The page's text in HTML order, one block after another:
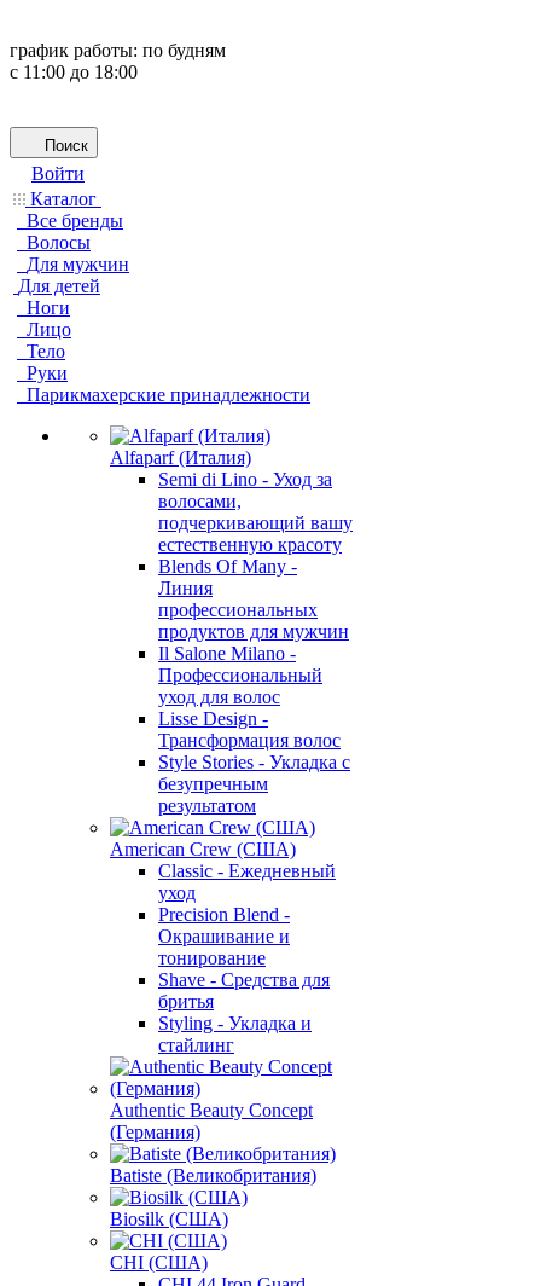
график работы: по будням
с 11:00 до 18:00
Поиск
Войти
Каталог
Все бренды
Волосы
Для мужчин
Для детей
Ноги
Лицо
Тело
Руки
Парикмахерские принадлежности
Alfaparf (Италия)
Semi di Lino - Уход за
волосами,
подчеркивающий вашу
естественную красоту
Blends Of Many -
Линия
профессиональных
продуктов для мужчин
Il Salone Milano -
Профессиональный
уход для волос
Lisse Design -
Трансформация волос
Style Stories - Укладка с
безупречным
результатом
American Crew (США)
Classic - Ежедневный
уход
Precision Blend -
Окрашивание и
тонирование
Shave - Средства для
бритья
Styling - Укладка и
стайлинг
Authentic Beauty Concept
(Германия)
Batiste (Великобритания)
Biosilk (США)
CHI (США)